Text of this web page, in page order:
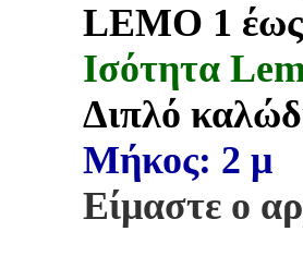
LEMO 1
Ισότητα
Διπλό
Μήκος: 2 μ
Είμαστε ο